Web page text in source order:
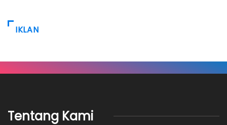
IKLAN
Tentang Kami